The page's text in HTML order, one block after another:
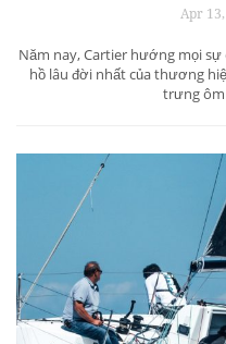
Apr 13,
Năm nay, Cartier hướng mọi
hồ lâu đời nhất của thương
trưng ôm